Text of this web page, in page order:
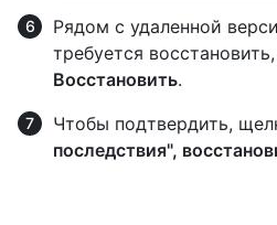
Рядом с удаленной
требуется
Восстановить.
Чтобы подтвердить,
последствия",